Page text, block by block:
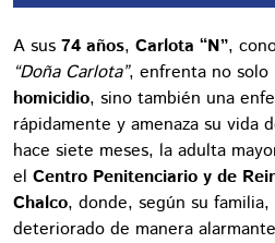
A sus 74 años, Carlota “N”,
“Doña Carlota”, enfrenta no
homicidio, sino también una
rápidamente y amenaza su vida
hace siete meses, la adulta
el Centro Penitenciario y de
Chalco, donde, según su
deteriorado de manera